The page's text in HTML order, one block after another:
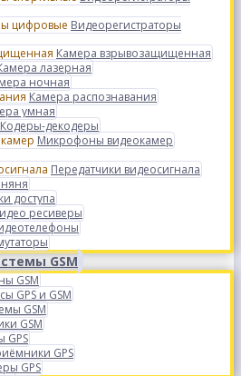
Видеорегистраторы
Камера взрывозащищенная
лазерная
ночная
Камера распознавания
умная
Кодеры-декодеры
Микрофоны видеокамер
Передатчики видеосигнала
доступа
ресиверы
GSM
GSM
GPS и GSM
GSM
GSM
GPS
GPS
GPS